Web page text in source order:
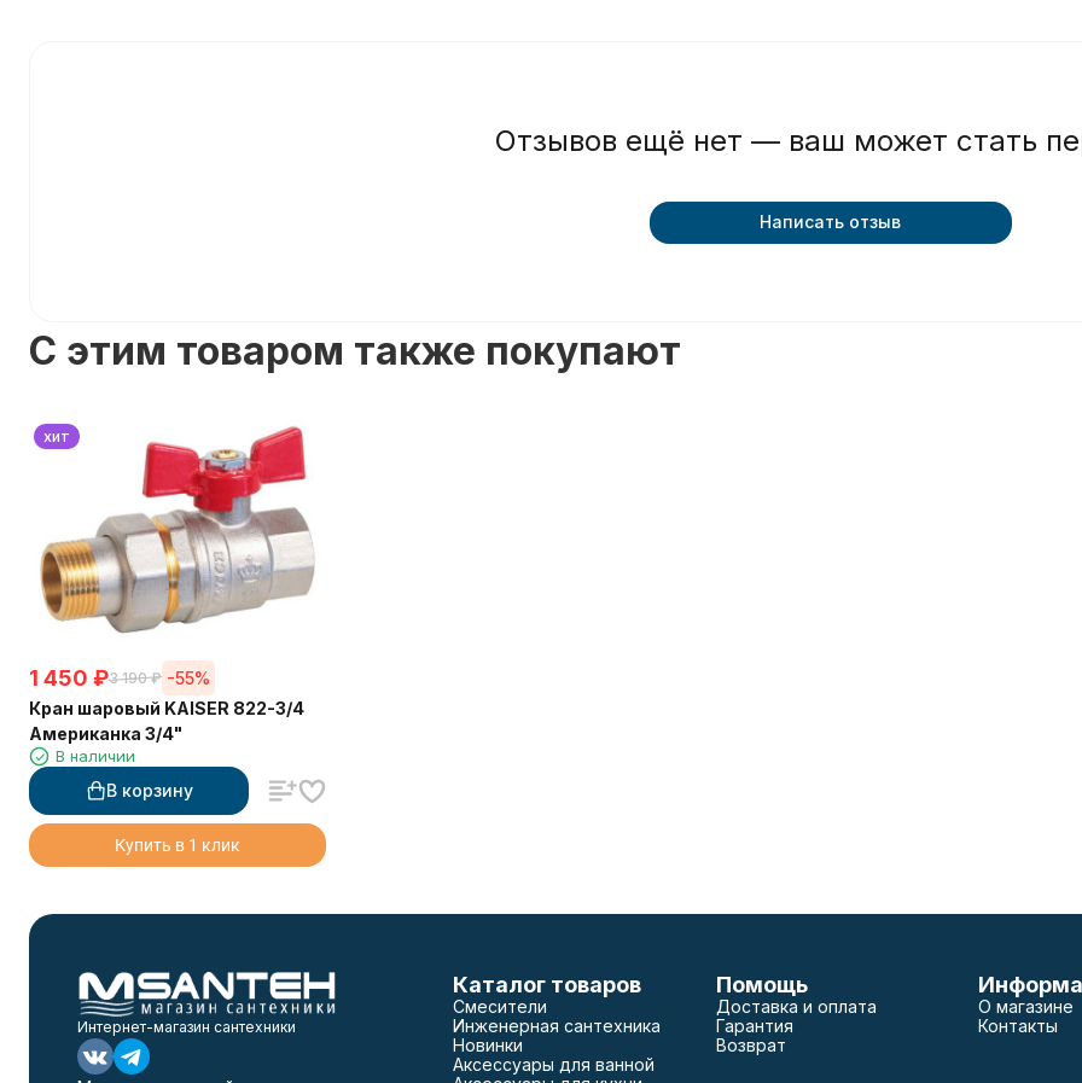
Отзывов ещё нет — ваш может стать
Написать отзыв
C этим товаром также покупают
хит
1 450 ₽3 190 ₽ -55%
Кран шаровый KAISER 822-3/4
Американка 3/4"
В наличии
В корзину
Купить в 1 клик
Интернет-магазин сантехники
Каталог товаров
Смесители
Инженерная сантехника
Новинки
Аксессуары для ванной
Помощь
Доставка и оплата
Гарантия
Возврат
О магазине
Контакты